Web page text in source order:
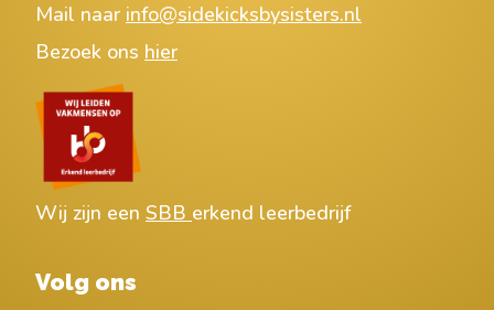
Mail naar info@sidekicksbysisters.nl
Bezoek ons hier
Wij zijn een SBB erkend leerbedrijf
Volg ons